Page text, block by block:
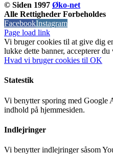
© Siden 1997 Øko-net
Alle Rettigheder Forbeholdes
FacebookInstagram
Page load link
Vi bruger cookies til at give dig
lukke dette banner, accepterer
Hvad vi bruger cookies til OK
Statestik
Vi benytter sporing med Google
indhold på hjemmesiden.
Indlejringer
Vi benytter indlejringer såsom